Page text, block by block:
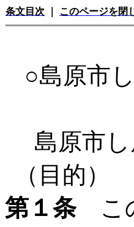
条文目次 このページを閉
○島原市
島原市
（目的）
第１条こ